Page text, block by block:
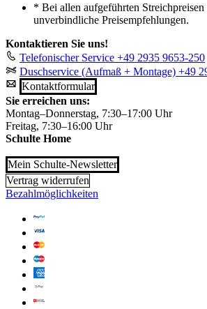
* Bei allen aufgeführten Streichpreisen
unverbindliche Preisempfehlungen.
Kontaktieren Sie uns!
Telefonischer Service +49 2935 9653-250
Duschservice (Aufmaß + Montage) +49
Kontaktformular
Sie erreichen uns:
Montag–Donnerstag, 7:30–17:00 Uhr
Freitag, 7:30–16:00 Uhr
Schulte Home
Mein Schulte-Newsletter
Vertrag widerrufen
Bezahlmöglichkeiten